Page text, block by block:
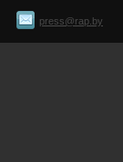
press@rap.by